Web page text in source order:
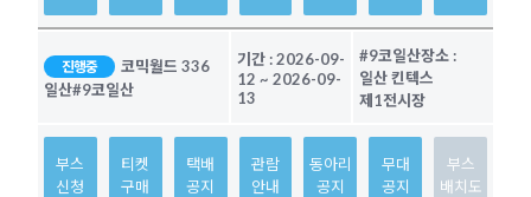
진행중
코믹월드 336
일산#9코일산
기간 :2026-09-
12 ~ 2026-09-
13
#9코일산장소 :
일산 킨텍스
제1전시장
부스
신청
티켓
구매
택배
공지
관람
안내
동아리
공지
무대
공지
부스
배치도